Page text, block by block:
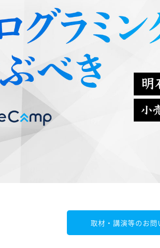
取材・講演等のお問